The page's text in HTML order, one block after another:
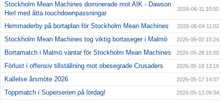
Stockholm Mean Machines dominerade mot AIK - Dawson
Herl med åtta touchdownpassningar
2026-06-11 10:50
Hemmaderby på bortaplan för Stockholm Mean Machines 2026-06-04 11:02
Stockholm Mean Machines tog viktig bortaseger i Malmö 2026-06-02 15:24
Bortamatch i Malmö väntar för Stockholm Mean Machines 2026-05-28 15:00
Förlust i offensiv tillställning mot obesegrade Crusaders 2026-05-18 13:16
Kallelse årsmöte 2026 2026-05-17 14:07
Toppmatch i Superserien på lördag! 2026-05-13 09:34